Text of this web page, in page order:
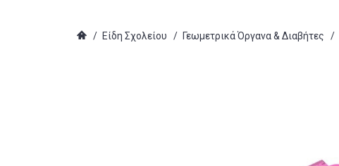
/ Είδη Σχολείου / Γεωμετρικά Όργανα & Διαβήτες /